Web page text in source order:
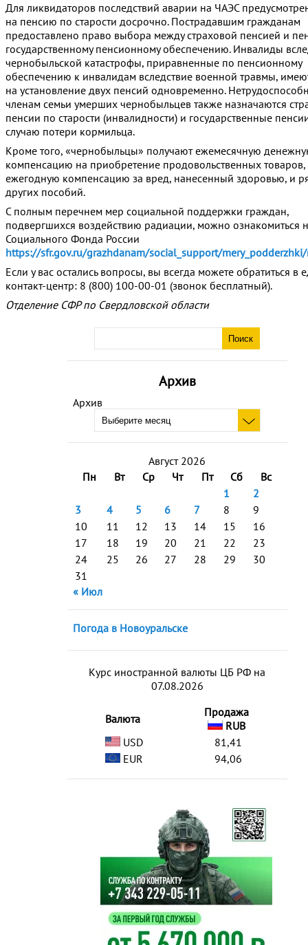
Архив
Архив
Август 2026
Пн
Вт Ср Чт Пт Сб
Вс
1
2
3
4 5 6 7 8
9
10
11 12 13 14 15
16
17
18 19 20 21 22
23
24
25 26 27 28 29
30
31
« Июл
Погода в Новоуральске
Курс иностранной валюты ЦБ РФ на
07.08.2026
Валюта
Продажа
RUB
USD
81,41
EUR
94,06
Для ликвидаторов последствий аварии на ЧАЭС
на пенсию по старости досрочно. Пострадавшим гражданам
предоставлено право выбора между страховой пенсией и
государственному пенсионному обеспечению. Инвалиды
чернобыльской катастрофы, приравненные по пенсионному
обеспечению к инвалидам вследствие военной травмы,
на установление двух пенсий одновременно.
членам семьи умерших чернобыльцев также назначаются
пенсии по старости (инвалидности) и государственные
случаю потери кормильца.
Кроме того, «чернобыльцы» получают ежемесячную
компенсацию на приобретение продовольственных товаров,
ежегодную компенсацию за вред, нанесенный здоровью, и
других пособий.
С полным перечнем мер социальной поддержки граждан,
подвергшихся воздействию радиации, можно ознакомиться
Социального Фонда России
https://sfr.gov.ru/grazhdanam/social_support/
Если у вас остались вопросы, вы всегда можете обратиться в
контакт-центр: 8 (800) 100-00-01 (звонок бесплатный).
Отделение СФР по Свердловской области